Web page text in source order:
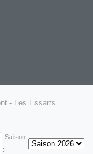
- Les Essarts
Saison
: